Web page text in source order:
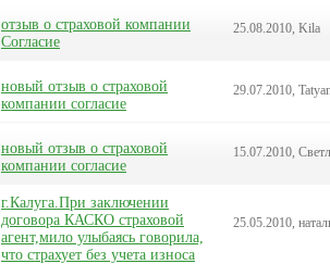
отзыв о страховой компании
Согласие
25.08.2010, Kila
новый отзыв о страховой
компании согласие
29.07.2010,
новый отзыв о страховой
компании согласие
15.07.2010,
г.Калуга.При заключении
договора КАСКО страховой
агент,мило улыбаясь говорила,
что страхует без учета износа
25.05.2010,